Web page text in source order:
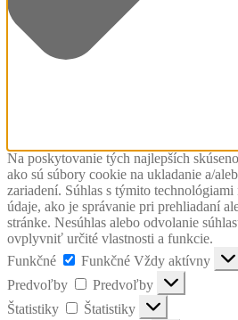
Na poskytovanie tých najlepších
ako sú súbory cookie na ukladanie a/
zariadení. Súhlas s týmito
údaje, ako je správanie pri prehliadaní
stránke. Nesúhlas alebo odvolanie
ovplyvniť určité vlastnosti a funkcie.
Funkčné
Funkčné Vždy aktívny
Predvoľby
Predvoľby
Štatistiky
Štatistiky